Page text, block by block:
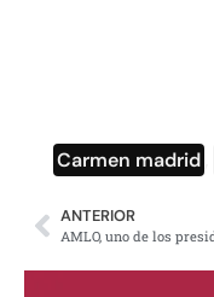
Carmen madrid
ANTERIOR